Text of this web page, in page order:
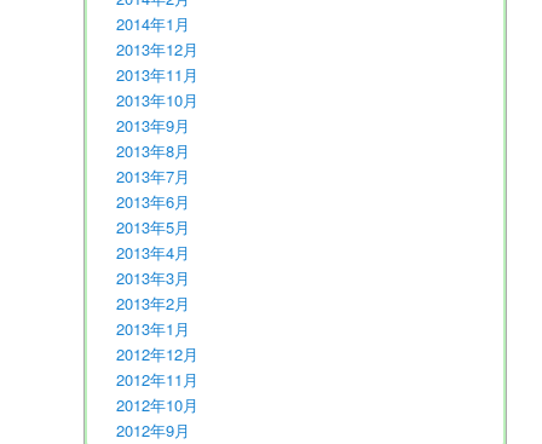
2014年1月
2013年12月
2013年11月
2013年10月
2013年9月
2013年8月
2013年7月
2013年6月
2013年5月
2013年4月
2013年3月
2013年2月
2013年1月
2012年12月
2012年11月
2012年10月
2012年9月